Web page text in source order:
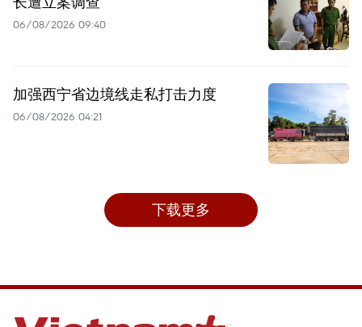
06/08/2026 09:40
加强西宁省边境线走私打击力度
06/08/2026 04:21
下载更多